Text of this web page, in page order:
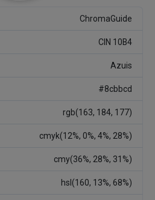
ChromaGuide
CIN 10B4
Azuis
#8cbbcd
rgb(163, 184, 177)
cmyk(12%, 0%, 4%, 28%)
cmy(36%, 28%, 31%)
hsl(160, 13%, 68%)